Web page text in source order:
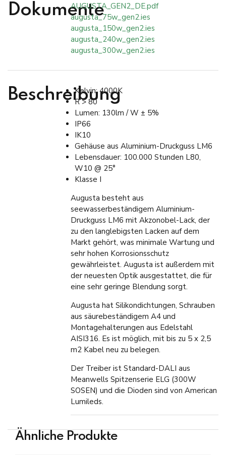
DokumenteAUGUSTA_GEN2_DE.pdf
augusta_75w_gen2.ies
augusta_150w_gen2.ies
augusta_240w_gen2.ies
augusta_300w_gen2.ies
Beschreibung
Kelvin: 4000K
R > 80
Lumen: 130lm / W ± 5%
IP66
IK10
Gehäuse aus Aluminium-Druckguss LM6
Lebensdauer: 100.000 Stunden L80,
W10 @ 25°
Klasse I
Augusta besteht aus
seewasserbeständigem Aluminium-
Druckguss LM6 mit Akzonobel-Lack, der
zu den langlebigsten Lacken auf dem
Markt gehört, was minimale Wartung und
sehr hohen Korrosionsschutz
gewährleistet. Augusta ist außerdem mit
der neuesten Optik ausgestattet, die für
eine sehr geringe Blendung sorgt.
Augusta hat Silikondichtungen, Schrauben
aus säurebeständigem A4 und
Montagehalterungen aus Edelstahl
AISI316. Es ist möglich, mit bis zu 5 x 2,5
m2 Kabel neu zu belegen.
Der Treiber ist Standard-DALI aus
Meanwells Spitzenserie ELG (300W
SOSEN) und die Dioden sind von American
Lumileds.
Ähnliche Produkte